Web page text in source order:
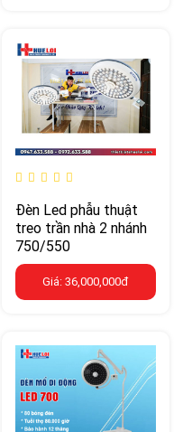
Đèn Led phẫu thuật
treo trần nhà 2 nhánh
750/550
Giá: 36,000,000đ